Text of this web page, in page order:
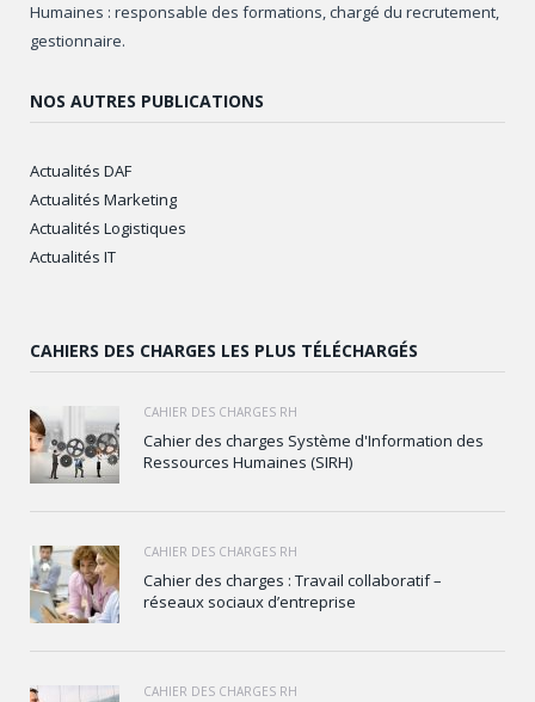
Humaines : responsable des formations, chargé du recrutement,
gestionnaire.
NOS AUTRES PUBLICATIONS
Actualités DAF
Actualités Marketing
Actualités Logistiques
Actualités IT
CAHIERS DES CHARGES LES PLUS TÉLÉCHARGÉS
CAHIER DES CHARGES RH
Cahier des charges Système d'Information des
Ressources Humaines (SIRH)
CAHIER DES CHARGES RH
Cahier des charges : Travail collaboratif –
réseaux sociaux d’entreprise
CAHIER DES CHARGES RH